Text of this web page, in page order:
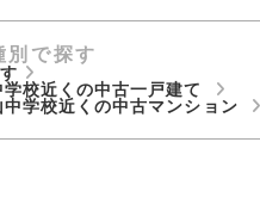
別で探す
学校近くの中古一戸建て
中学校近くの中古マンション